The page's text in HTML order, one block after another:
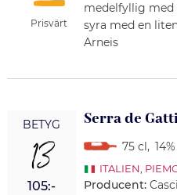
Prisvärt
medelfyllig med
syra med en
Arneis
BETYG
13
105:-
Serra de
75 cl ,
ITALIEN,
Producent: